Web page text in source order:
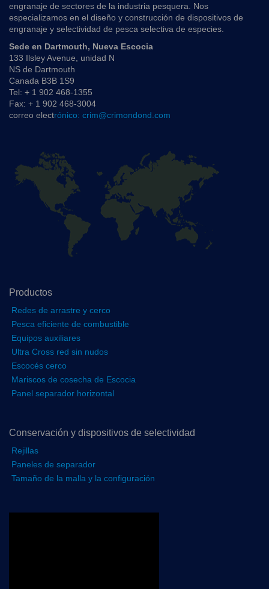
engranaje de sectores de la industria pesquera. Nos
especializamos en el diseño y construcción de dispositivos de
engranaje y selectividad de pesca selectiva de especies.
Sede en Dartmouth, Nueva Escocia
133 Ilsley Avenue, unidad N
NS de Dartmouth
Canada B3B 1S9
Tel: + 1 902 468-1355
Fax: + 1 902 468-3004
correo electrónico: crim@crimondond.com
Productos
Redes de arrastre y cerco
Pesca eficiente de combustible
Equipos auxiliares
Ultra Cross red sin nudos
Escocés cerco
Mariscos de cosecha de Escocia
Panel separador horizontal
Conservación y dispositivos de selectividad
Rejillas
Paneles de separador
Tamaño de la malla y la configuración